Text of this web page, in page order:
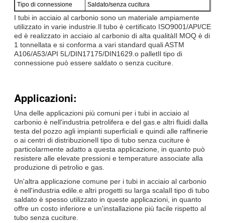
Tipo di connessione
Saldato/senza cucitura
I tubi in acciaio al carbonio sono un materiale ampiamente
utilizzato in varie industrie.Il tubo è certificato ISO9001/API/CE
ed è realizzato in acciaio al carbonio di alta qualitàIl MOQ è di
1 tonnellata e si conforma a vari standard quali ASTM
A106/A53/API 5L/DIN17175/DIN1629.o palletIl tipo di
connessione può essere saldato o senza cuciture.
Applicazioni:
Una delle applicazioni più comuni per i tubi in acciaio al
carbonio è nell'industria petrolifera e del gas.e altri fluidi dalla
testa del pozzo agli impianti superficiali e quindi alle raffinerie
o ai centri di distribuzioneIl tipo di tubo senza cuciture è
particolarmente adatto a questa applicazione, in quanto può
resistere alle elevate pressioni e temperature associate alla
produzione di petrolio e gas.
Un'altra applicazione comune per i tubi in acciaio al carbonio
è nell'industria edile.e altri progetti su larga scalaIl tipo di tubo
saldato è spesso utilizzato in queste applicazioni, in quanto
offre un costo inferiore e un'installazione più facile rispetto al
tubo senza cuciture.